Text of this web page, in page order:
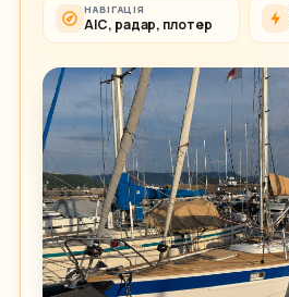
НАВІГАЦІЯ
АІС, радар, плотер